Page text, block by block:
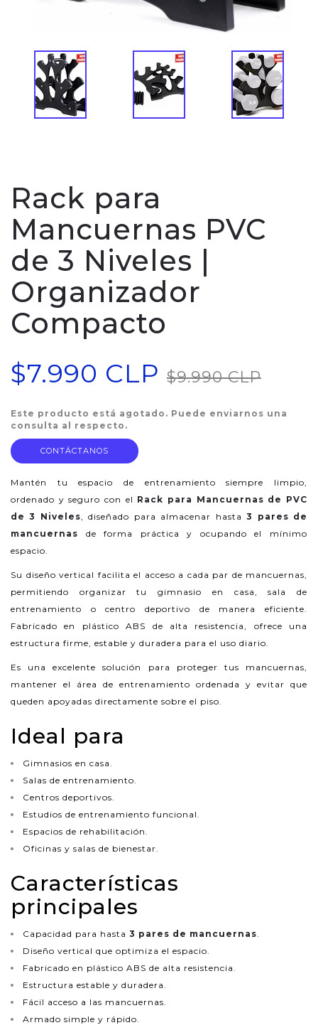
Rack para
Mancuernas PVC
de 3 Niveles |
Organizador
Compacto
$7.990 CLP $9.990 CLP
Este producto está agotado. Puede enviarnos una
consulta al respecto.
CONTÁCTANOS
Mantén tu espacio de entrenamiento siempre limpio,
ordenado y seguro con el Rack para Mancuernas de PVC
de 3 Niveles, diseñado para almacenar hasta3 pares de
mancuernas de forma práctica y ocupando el mínimo
espacio.
Su diseño vertical facilita el acceso a cada par de mancuernas,
permitiendo organizar tu gimnasio en casa, sala de
entrenamiento o centro deportivo de manera eficiente.
Fabricado en plástico ABS de alta resistencia, ofrece una
estructura firme, estable y duradera para el uso diario.
Es una excelente solución para proteger tus mancuernas,
mantener el área de entrenamiento ordenada y evitar que
queden apoyadas directamente sobre el piso.
Ideal para
Gimnasios en casa.
Salas de entrenamiento.
Centros deportivos.
Estudios de entrenamiento funcional.
Espacios de rehabilitación.
Oficinas y salas de bienestar.
Características
principales
Capacidad para hasta 3 pares de mancuernas.
Diseño vertical que optimiza el espacio.
Fabricado en plástico ABS de alta resistencia.
Estructura estable y duradera.
Fácil acceso a las mancuernas.
Armado simple y rápido.